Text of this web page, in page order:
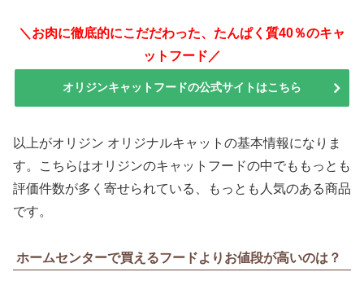
＼お肉に徹底的にこだだわった、たんぱく質40％のキャ
ットフード／
オリジンキャットフードの公式サイトはこちら
以上がオリジン オリジナルキャットの基本情報になりま
す。こちらはオリジンのキャットフードの中でももっとも
評価件数が多く寄せられている、もっとも人気のある商品
です。
ホームセンターで買えるフードよりお値段が高いのは？